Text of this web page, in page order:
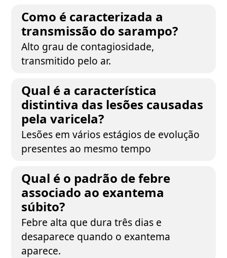
Como é caracterizada a
transmissão do sarampo?
Alto grau de contagiosidade,
transmitido pelo ar.
Qual é a característica
distintiva das lesões causadas
pela varicela?
Lesões em vários estágios de evolução
presentes ao mesmo tempo
Qual é o padrão de febre
associado ao exantema
súbito?
Febre alta que dura três dias e
desaparece quando o exantema
aparece.